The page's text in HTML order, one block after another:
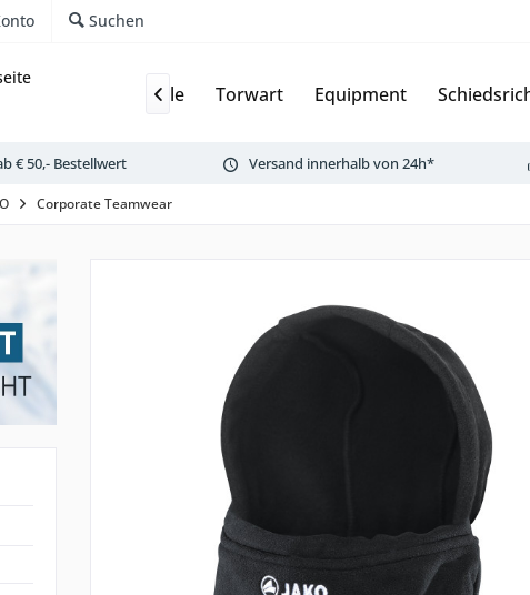
Suchen
Bälle Torwart Equipment

€ 50,- Bestellwert Versand innerhalb von 24h*
Corporate Teamwear